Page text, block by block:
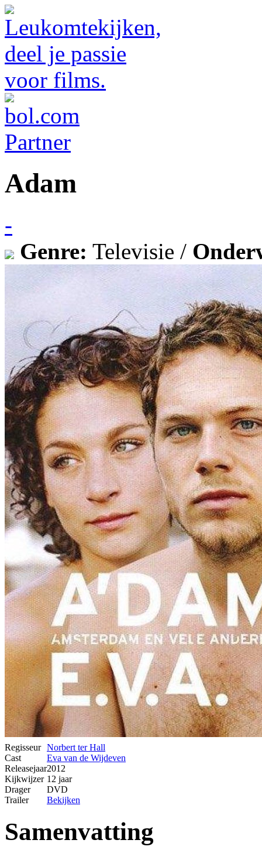
Adam
-
Genre: Televisie /
Regisseur Norbert ter Hall
Cast
Eva van de Wijdeven
Releasejaar2012
Kijkwijzer 12 jaar
Drager
DVD
Trailer
Bekijken
Samenvatting